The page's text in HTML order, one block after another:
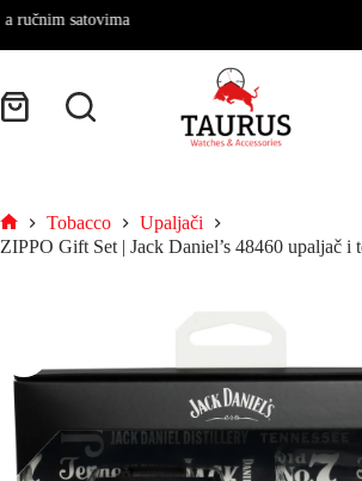
satovima
Tobacco
Upaljači
ZIPPO Gift Set | Jack Daniel’s 48460 upaljač i